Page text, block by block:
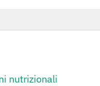
nutrizionali